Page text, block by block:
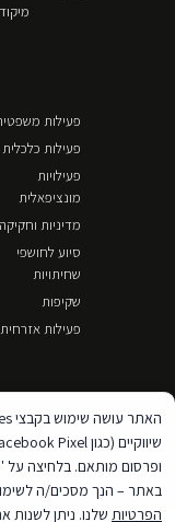
מיקוד:
פעילות
פעילות כלכלית
פעילויות
מונציפאלית
מדיניות וחקיקה
סיוע לחושפי
שחיתויות
שקיפות
פעילות אזרחית
ופרסום מותאם. בלחיצה
באתר – הנך מסכים/ה
הפרטיות שלנו. ניתן לשנות